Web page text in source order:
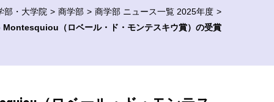
部・大学院 商学部
商学部 ニュース一覧 2025年度
（ロベール・ド・モンテスキウ賞）の受賞